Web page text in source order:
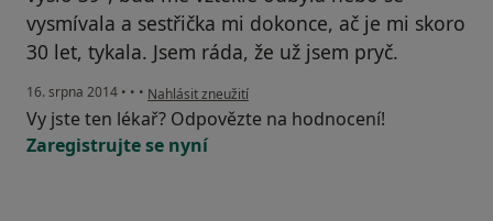
vysmívala a sestřička mi dokonce, ač je mi skoro
30 let, tykala. Jsem ráda, že už jsem pryč.
16. srpna 2014 • • • podle názoru uživatele Váš účet byl odstraněn
Nahlásit zneužití
Vy jste ten lékař? Odpovězte na hodnocení!
Zaregistrujte se nyní